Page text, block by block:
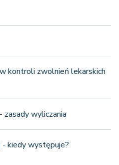
kontroli zwolnień lekarskich
zasady wyliczania
- kiedy występuje?